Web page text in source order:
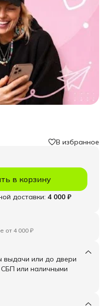
В избранное
в корзину
доставки: 4 000 ₽
от 4 000 ₽
выдачи или до двери
или наличными